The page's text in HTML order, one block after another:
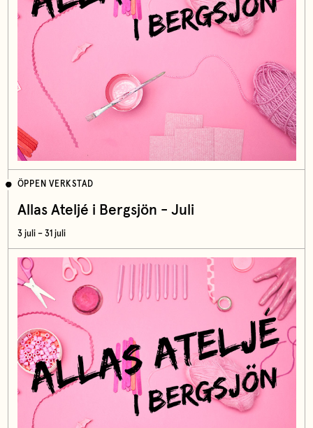
ÖPPEN VERKSTAD
Allas Ateljé i Bergsjön - Juli
3 juli – 31 juli